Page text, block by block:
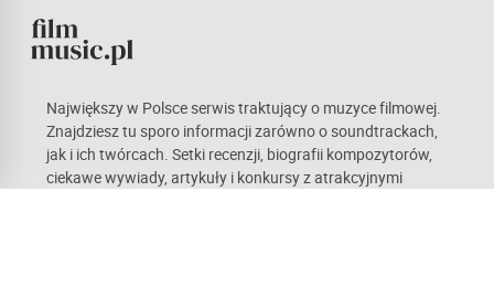
Największy w Polsce serwis traktujący o muzyce filmowej.
Znajdziesz tu sporo informacji zarówno o soundtrackach,
jak i ich twórcach. Setki recenzji, biografii kompozytorów,
ciekawe wywiady, artykuły i konkursy z atrakcyjnymi